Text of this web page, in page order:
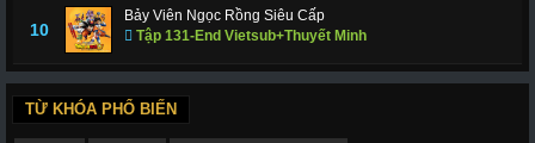
10
Bảy Viên Ngọc Rồng Siêu Cấp
Tập 131-End Vietsub+Thuyết Minh
TỪ KHÓA PHỔ BIẾN